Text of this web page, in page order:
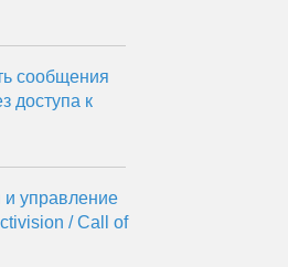
сообщения
доступа к
и управление
/ Call of